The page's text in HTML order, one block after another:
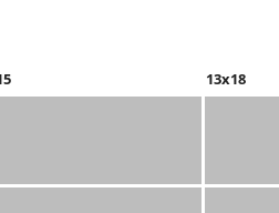
13x18